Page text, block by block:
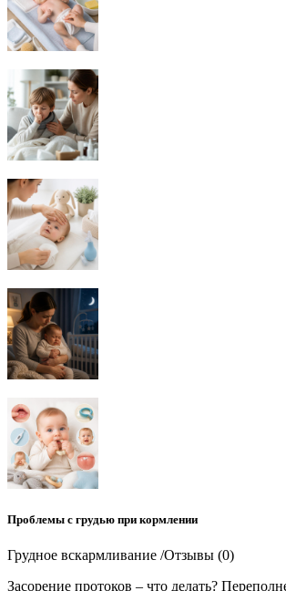
Проблемы с грудью при кормлении
Грудное вскармливание /Отзывы (0)
Засорение протоков – что делать?